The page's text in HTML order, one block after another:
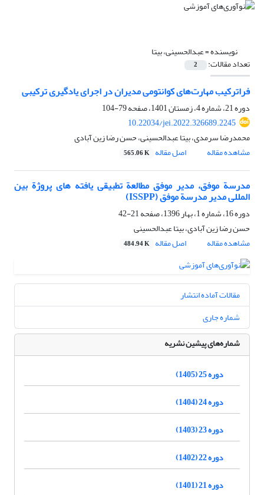
نویسنده =عبدالحسینی، بیتا
تعداد مقالات: 2
فراترکیب مهارت‌های کوانتومی مدیران در اجرای یادگیری ترکیبی
دوره 21، شماره 4، زمستان 1401، صفحه
79-104
10.22034/jei.2022.326689.2245
محمدرضا سرمدی، بیتا عبدالحسینی، حسن رضا زین آبادی
مشاهده مقاله
اصل مقاله 565.06 K
مدرسة موفق، مدیر موفق مطالعة تطبیقی یافته های پروژة بین
المللی مدیر مدرسة موفق (ISSPP)
دوره 16، شماره 1، بهار 1396، صفحه
21-42
حسن رضا زین آبادی، بیتا عبدالحسینی
مشاهده مقاله
اصل مقاله 484.94 K
مقالات آماده انتشار
شماره جاری
شماره‌های پیشین نشریه
دوره 25 (1405)
دوره 24 (1404)
دوره 23 (1403)
دوره 22 (1402)
دوره 21 (1401)